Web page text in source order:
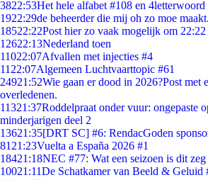
3822:53Het hele alfabet #108 en 4letterwoord
1922:29de beheerder die mij oh zo moe maakt.
18522:22Post hier zo vaak mogelijk om
12622:13Nederland toen
11022:07Afvallen met injecties #4
11 22:07Algemeen Luchtvaarttopic #61
24921:52Wie gaan er dood in 2026?Post met
overledenen.
11321:37Roddelpraat onder vuur: ongepaste
minderjarigen deel 2
13621:35[DRT SC] #6: RendacGoden
81 21:23Vuelta a España 2026 #1
18421:18NEC #77: Wat een seizoen is dit zeg
10021:11De Schatkamer van Beeld & Geluid